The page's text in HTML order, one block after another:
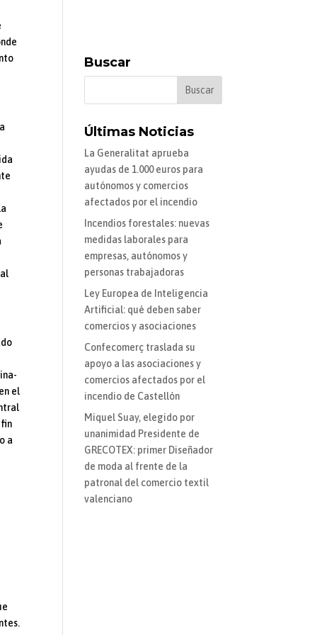
el
a
Buscar
Últimas Noticias
La Generalitat aprueba
ayudas de 1.000 euros para
autónomos y comercios
afectados por el incendio
Incendios forestales: nuevas
medidas laborales para
empresas, autónomos y
personas trabajadoras
Ley Europea de Inteligencia
Artificial: qué deben saber
comercios y asociaciones
Confecomerç traslada su
apoyo a las asociaciones y
comercios afectados por el
incendio de Castellón
Miquel Suay, elegido por
unanimidad Presidente de
GRECOTEX: primer Diseñador
de moda al frente de la
patronal del comercio textil
valenciano